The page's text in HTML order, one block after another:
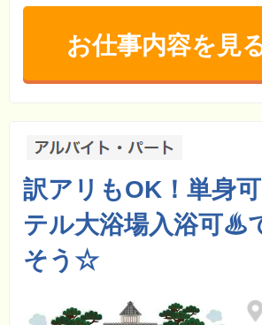
お仕事内容を見
訳アリもOK！単身
テル大浴場入浴可♨
そう☆